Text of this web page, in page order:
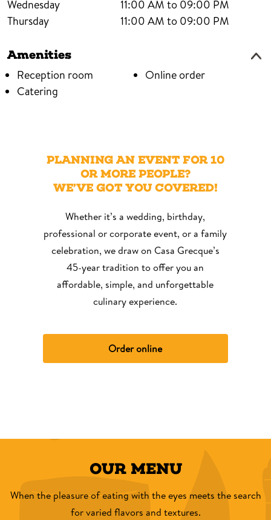
Wednesday
11:00 AM to 09:00 PM
Thursday
11:00 AM to 09:00 PM
Amenities
Reception room
Catering
Online order
View Menu
PLANNING AN EVENT FOR 10
OR MORE PEOPLE?
WE’VE GOT YOU COVERED!
Whether it’s a wedding, birthday,
professional or corporate event, or a family
celebration, we draw on Casa Grecque’s
45-year tradition to offer you an
affordable, simple, and unforgettable
culinary experience.
Order online
OUR MENU
When the pleasure of eating with the eyes meets the search
for varied flavors and textures.